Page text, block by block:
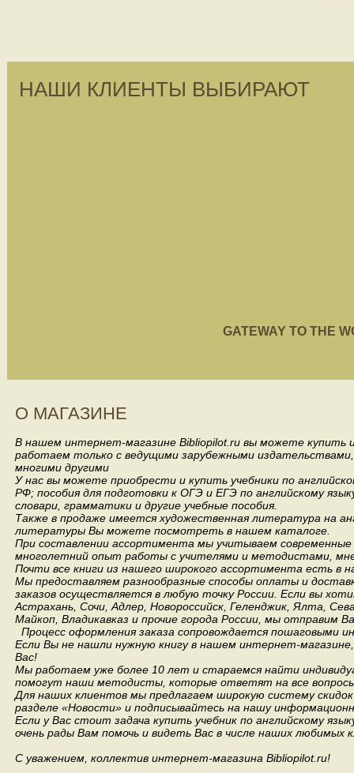
НАШИ КЛИЕНТЫ ВЫБИРАЮТ
GATEWAY TO THE
О МАГАЗИНЕ
В нашем интернет-магазине Bibliopilot.ru вы можете купить
работаем только с ведущими зарубежными издательствами,
многими другими
У нас вы можете приобрести и купить учебники по
РФ; пособия для подготовки к ОГЭ и ЕГЭ по английскому
словари, грамматики и другие учебные пособия.
Также в продаже имеется художественная литература на
литературы Вы можете посмотреть в нашем каталоге.
При составлении ассортимента мы учитываем
многолетний опыт работы с учителями и методистами,
Почти все книги из нашего широкого ассортимента есть в
Мы предоставляем разнообразные способы оплаты и
заказов осуществляется в любую точку России. Если вы
Астрахань, Сочи, Адлер, Новороссийск, Геленджик, Ялта,
Майкоп, Владикавказ и прочие города России, мы отправим
Процесс оформления заказа сопровождается пошаговыми
Если Вы не нашли нужную книгу в нашем интернет-
Вас!
Мы работаем уже более 10 лет и стараемся найти
помогут наши методисты, которые ответят на все
Для наших клиентов мы предлагаем широкую систему
разделе «Новости» и подписывайтесь на нашу
Если у Вас стоит задача купить учебник по английскому
очень рады Вам помочь и видеть Вас в числе наших любимых
С уважением, коллектив интернет-магазина Bibliopilot.ru!